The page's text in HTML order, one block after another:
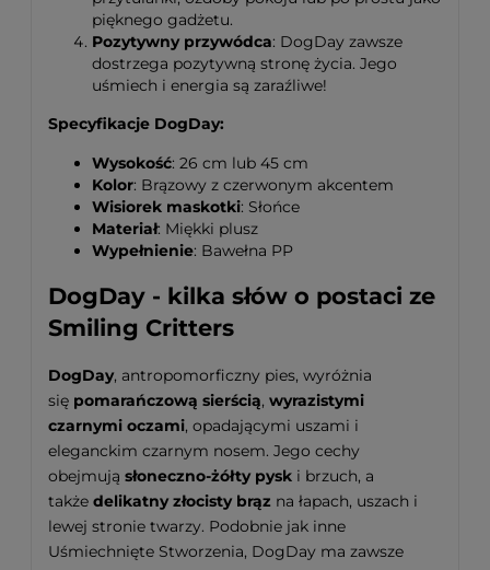
pięknego gadżetu.
Pozytywny przywódca: DogDay zawsze
dostrzega pozytywną stronę życia. Jego
uśmiech i energia są zaraźliwe!
Specyfikacje DogDay:
Wysokość: 26 cm lub 45 cm
Kolor: Brązowy z czerwonym akcentem
Wisiorek maskotki: Słońce
Materiał: Miękki plusz
Wypełnienie: Bawełna PP
DogDay - kilka słów o postaci ze
Smiling Critters
DogDay, antropomorficzny pies, wyróżnia
się pomarańczową sierścią, wyrazistymi
czarnymi oczami, opadającymi uszami i
eleganckim czarnym nosem. Jego cechy
obejmują słoneczno-żółty pysk i brzuch, a
także delikatny złocisty brąz na łapach, uszach i
lewej stronie twarzy. Podobnie jak inne
Uśmiechnięte Stworzenia, DogDay ma zawsze